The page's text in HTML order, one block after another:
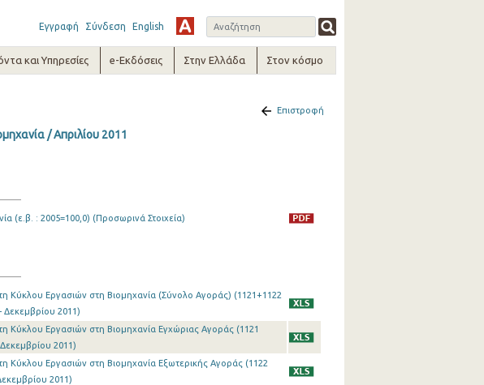
Εγγραφή Σύνδεση English
και Υπηρεσίες e-Εκδόσεις Στην Ελλάδα Στον κόσμο
Επιστροφή
/ Απριλίου 2011
(ε.β. : 2005=100,0) (Προσωρινά Στοιχεία)
Κύκλου Εργασιών στη Βιομηχανία (Σύνολο Αγοράς) (1121+1122
Δεκεμβρίου 2011)
Κύκλου Εργασιών στη Βιομηχανία Εγχώριας Αγοράς (1121
2011)
Κύκλου Εργασιών στη Βιομηχανία Εξωτερικής Αγοράς (1122
2011)